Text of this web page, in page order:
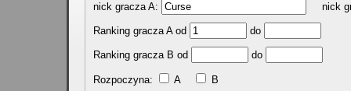
nick gracza A:
nick
Ranking gracza A od do
Ranking gracza B od do
Rozpoczyna: A
B